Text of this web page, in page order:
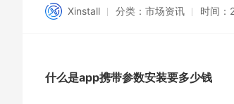
Xinstall 分类： 市场资讯 时间：
什么是app携带参数安装要多少钱